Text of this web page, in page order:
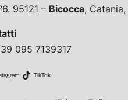
95121 – Bicocca,
095 7139317
TikTok